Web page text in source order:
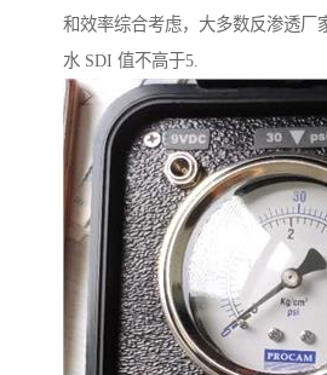
和效率综合考虑，大多数反渗透厂
水 SDI 值不高于5.